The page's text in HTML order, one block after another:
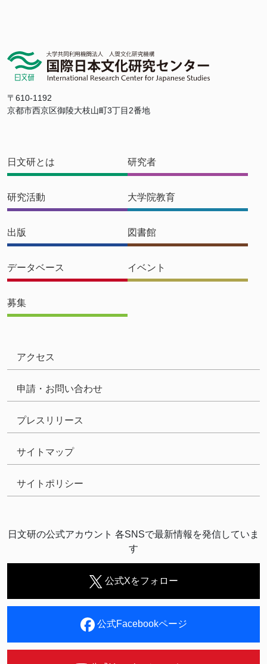
〒610-1192
京都市西京区御陵大枝山町3丁目2番地
日文研とは 研究者
研究活動 大学院教育
出版 図書館
データベース イベント
募集
アクセス
申請・お問い合わせ
プレスリリース
サイトマップ
サイトポリシー
日文研の公式アカウント 各SNSで最新情報を発信していま
す
公式Xをフォロー
公式Facebookページ